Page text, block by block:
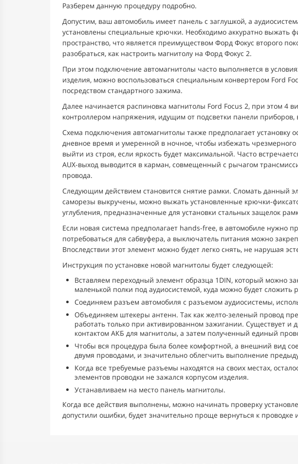
Разберем данную процедуру подробно.
Допустим, ваш автомобиль имеет панель с заглушкой, а
установлены специальные крючки. Необходимо аккуратно выжать
пространство, что является преимуществом Форд Фокус второго
разобраться, как настроить магнитолу на Форд Фокус 2.
При этом подключение автомагнитолы часто выполняется в
изделия, можно воспользоваться специальным конвертером Ford
посредством стандартного зажима.
Далее начинается распиновка магнитолы Ford Focus 2, при этом 4
контроллером напряжения, идущим от подсветки панели
Схема подключения автомагнитолы также предполагает
дневное время и умеренной в ночное, чтобы избежать
выйти из строя, если яркость будет максимальной. Часто
AUX-выход выводится в карман, совмещенный с рычагом
провода.
Следующим действием становится снятие рамки. Сломать данный
саморезы выкручены, можно выжать установленные крючки-
углубления, предназначенные для установки стальных защелок
Если новая система предполагает hands-free, в автомобиле нужно
потребоваться для сабвуфера, а выключатель питания можно
Впоследствии этот элемент можно будет легко снять, не нарушая
Инструкция по установке новой магнитолы будет следующей:
Вставляем переходный элемент образца 1DIN, который можно
маленькой полки под аудиосистемой, куда можно будет сложить
Соединяем разъем автомобиля с разъемом аудиосистемы,
Объединяем штекеры антенн. Так как желто-зеленый провод
работать только при активированном зажигании. Существует
контактом АКБ для магнитолы, а затем полученный единый
Чтобы вся процедура была более комфортной, а внешний вид
двумя проводами, и значительно облегчить выполнение
Когда все требуемые разъемы находятся на своих местах,
элементов проводки не зажался корпусом изделия.
Устанавливаем на место панель магнитолы.
Когда все действия выполнены, можно начинать проверку
допустили ошибки, будет значительно проще вернуться к проводке